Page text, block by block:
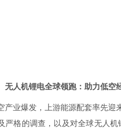
无人机锂电全球领跑：助力低空
业爆发，上游能源配套率先迎
严格的调查，以及对全球无人